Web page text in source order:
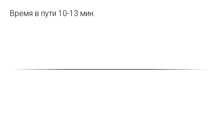
Время в пути 10-13 мин.